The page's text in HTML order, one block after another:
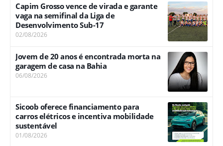
Capim Grosso vence de virada e garante
vaga na semifinal da Liga de
Desenvolvimento Sub-17
02/08/2026
Jovem de 20 anos é encontrada morta na
garagem de casa na Bahia
06/08/2026
Sicoob oferece financiamento para
carros elétricos e incentiva mobilidade
sustentável
01/08/2026